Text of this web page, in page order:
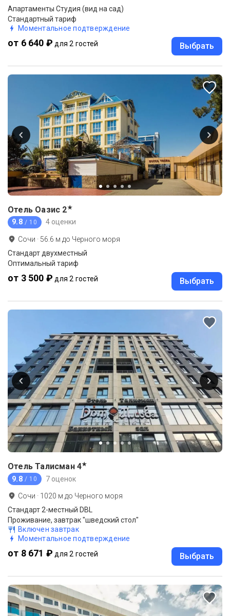
Апартаменты Студия (вид на сад)
Стандартный тариф
Моментальное подтверждение
от 6 640 ₽ для 2 гостей Выбрать
Отель Оазис 2★
9.8 / 10 4 оценки
Сочи · 56.6 м до Черного моря
Стандарт двухместный
Оптимальный тариф
от 3 500 ₽ для 2 гостей Выбрать
Отель Талисман 4★
9.8 / 10 7 оценок
Сочи · 1020 м до Черного моря
Стандарт 2-местный DBL
Проживание, завтрак "шведский стол"
Включен завтрак
Моментальное подтверждение
от 8 671 ₽ для 2 гостей Выбрать